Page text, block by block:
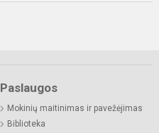
Paslaugos
Mokinių maitinimas ir pavežėjimas
Biblioteka